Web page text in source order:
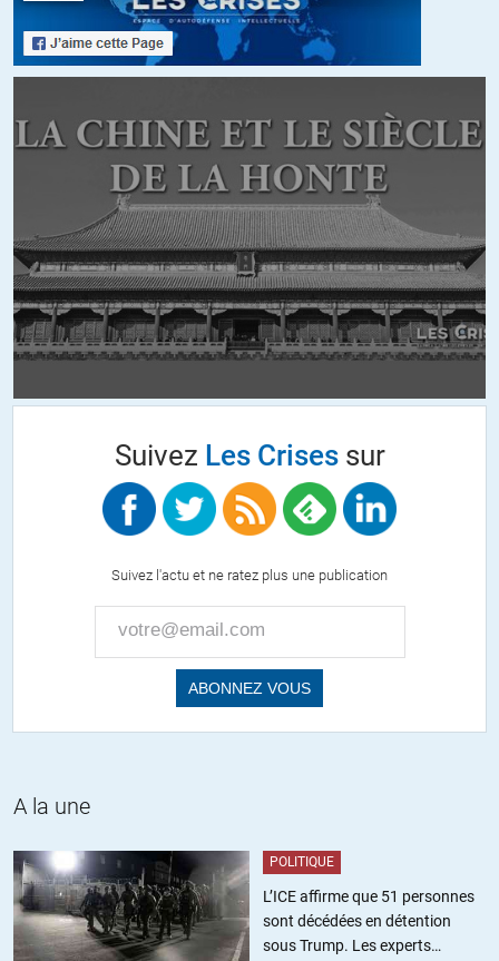
Eh l’artiste, merci de vérifier un minimum les faits énoncés.
En 2 s vous seriez tombé surcette page qui indique que
le 1er janvier 2009 : l’ITR est maintenue (également « à vie »),
mais à la condition de justifier de quinze années de services
effectuées dans une collectivité concerné »et qu’en outre « l’ITR
est dégressivement plafonnée à 17.000 euros en 2009… à 0
euro en 2028. »
Enfin, les DOM TOM reste la France et que par conséquent la
consommation reste « française ».
1) Je pense que les pensions des fonctionnaires ont quelques
chances de se trouver dans le premier quantile de la réparation
des revenus !
2) que le coût de la vie dans les DomTom est bien plus élevé
Ceci pour recadrer les fâcheuses idées tordues reçues par les
temps qui courent…
Cordialement.
Le portugale fait partie de l’union européenne et dans l’espace
des personnes
ALERTER
Suivez Les Crisessur
Suivez l'actu et ne ratez plus une publication
A la une
POLITIQUE
L’ICE affirme que 51 personnes
sont décédées en détention
sous Trump. Les experts